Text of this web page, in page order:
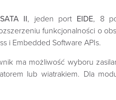
SATA II, jeden port EIDE, 8
funkcjonalności o
i Embedded Software APIs.
ma możliwość wyboru
lub wiatrakiem. Dla